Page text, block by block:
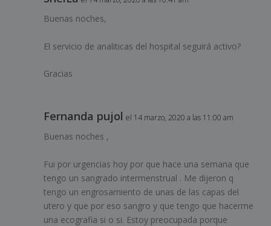
Buenas noches,
El servicio de analiticas del hospital seguirá activo?
Gracias
Fernanda pujol el 14 marzo, 2020 a las 11:00 am
Buenas noches ,
Fui por urgencias hoy por que hace una semana que
tengo un sangrado intermenstrual . Me dijeron q
tengo un engrosamiento de unas de las capas del
utero y que por eso sangro y que tengo que hacerme
una ecografia si o si. Estoy preocupada porque